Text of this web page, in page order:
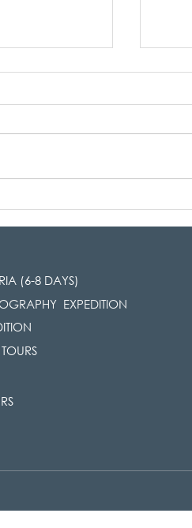
(6-8 DAYS)
EXPEDITION